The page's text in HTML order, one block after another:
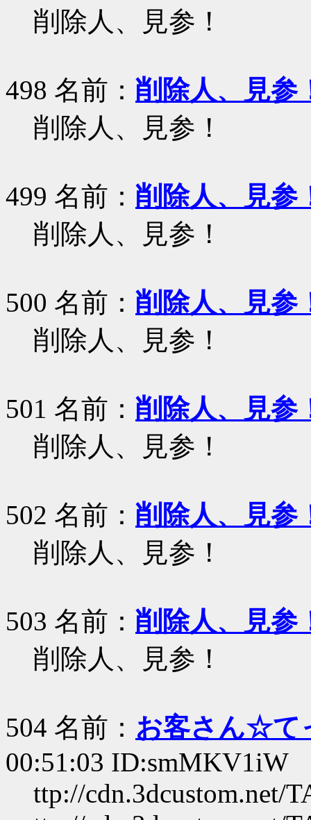
削除人、見参！
498 名前： 削除人、見参
削除人、見参！
499 名前： 削除人、見参
削除人、見参！
500 名前： 削除人、見参
削除人、見参！
501 名前： 削除人、見参
削除人、見参！
502 名前： 削除人、見参
削除人、見参！
503 名前： 削除人、見参
削除人、見参！
504 名前： お客さん☆て
00:51:03 ID:smMKV1iW
ttp://cdn.3dcustom.net/